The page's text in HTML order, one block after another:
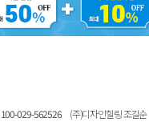
100-029-562526
(주)디자인힐링 조길순